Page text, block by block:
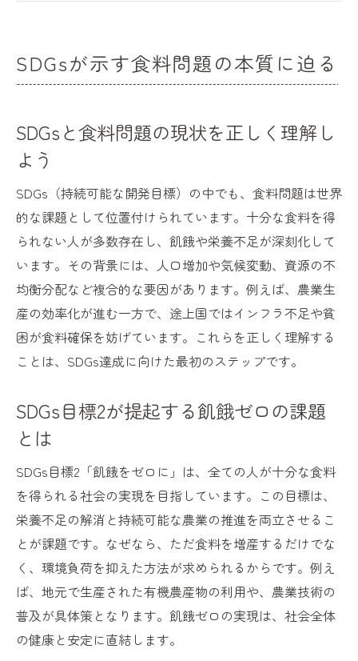
SDGs観点から見る世界の食生活の変化
飢餓ゼロへの道とSDGs目標2の挑戦
世界の飢餓問題とSDGs達成の現状を考察
SDGs2番目標に沿った取り組みの具体策
SDGs視点から見る飢餓ゼロの問題点整理
SDGsの飢餓対策が社会へ与える影響
食品ロス削減がSDGs達成へ導く理由
SDGs目標12と食品ロス削減の関係を解説
食品ロスがSDGsと食料問題に及ぼす影響
SDGs達成へ向けた食品ロス削減の重要性
世界と日本のSDGs食品ロス事情を比較
SDGs食生活改善の基本ポイントを解説
私たちが日常でできるSDGs実践行動例
食料問題解決に役立つSDGs食習慣の工夫
SDGsと健康を意識した食生活のすすめ
SDGs観点から選ぶ持続可能な食材の選択
職場や家庭で取り組むSDGs食生活改革
現状を知り行動する飢餓対策のヒント
SDGsが示す食料問題の本質に迫る
SDGsと食料問題の現状を正しく理解し
よう
SDGs（持続可能な開発目標）の中でも、食料問題は世界
的な課題として位置付けられています。十分な食料を得
られない人が多数存在し、飢餓や栄養不足が深刻化して
います。その背景には、人口増加や気候変動、資源の不
均衡分配など複合的な要因があります。例えば、農業生
産の効率化が進む一方で、途上国ではインフラ不足や貧
困が食料確保を妨げています。これらを正しく理解する
ことは、SDGs達成に向けた最初のステップです。
SDGs目標2が提起する飢餓ゼロの課題
とは
SDGs目標2「飢餓をゼロに」は、全ての人が十分な食料
を得られる社会の実現を目指しています。この目標は、
栄養不足の解消と持続可能な農業の推進を両立させるこ
とが課題です。なぜなら、ただ食料を増産するだけでな
く、環境負荷を抑えた方法が求められるからです。例え
ば、地元で生産された有機農産物の利用や、農業技術の
普及が具体策となります。飢餓ゼロの実現は、社会全体
の健康と安定に直結します。